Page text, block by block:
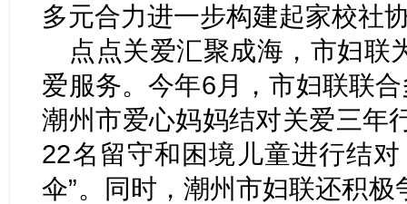
多元合力进一步构建起家校社
点点关爱汇聚成海，市妇联
爱服务。今年6月，市妇联联
潮州市爱心妈妈结对关爱三年
22名留守和困境儿童进行结
伞”。同时，潮州市妇联还积